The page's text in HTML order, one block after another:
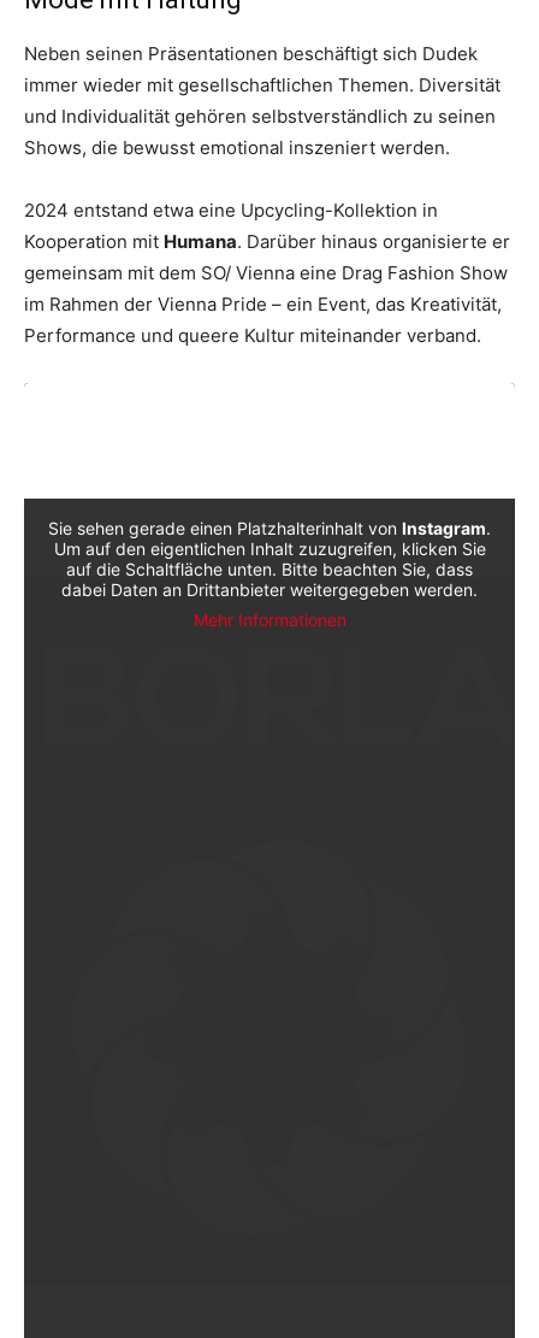
Neben seinen Präsentationen beschäftigt sich Dudek
immer wieder mit gesellschaftlichen Themen. Diversität
und Individualität gehören selbstverständlich zu seinen
Shows, die bewusst emotional inszeniert werden.
2024 entstand etwa eine Upcycling-Kollektion in
Kooperation mit Humana. Darüber hinaus organisierte er
gemeinsam mit dem SO/ Vienna eine Drag Fashion Show
im Rahmen der Vienna Pride – ein Event, das Kreativität,
Performance und queere Kultur miteinander verband.
Sie sehen gerade einen Platzhalterinhalt von Instagram.
Um auf den eigentlichen Inhalt zuzugreifen, klicken Sie
auf die Schaltfläche unten. Bitte beachten Sie, dass
dabei Daten an Drittanbieter weitergegeben werden.
Mehr Informationen